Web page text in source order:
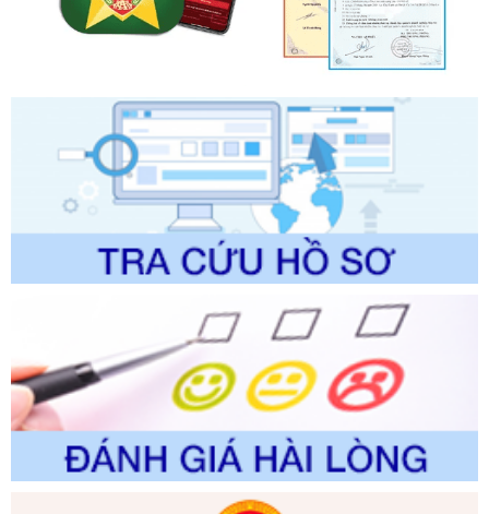
chính trong một số lĩnh vực thuộc phạm vi chức năng quản
Số kí hiệu:2304/QĐ-UBND
Tên: Quyết định công bố Danh mục thủ tục hành chính
được sửa đổi, bổ sung và phê duyệt Quy trình nội bộ, quy
trình điện tử giải quyết thủ tục hành chính trong lĩnh vực Du
lịch thuộc phạm vi chức năng quản lý của Sở Văn hóa, Thể
thao và Du lịch
Ngày ban hành: 01/06/2026
Số kí hiệu:2310/QĐ-UBND
Tên: Về việc công bố Danh mục thủ tục hành chính sửa
đổi, bổ sung và phê duyệt Quy trình nội bộ, quy trình điện tử
trong giải quyết thủtục hành chính lĩnh vực biến đổi khí hậu
thuộc phạm vi giải quyết của Sở Nông nghiệp và Môi
trường
Ngày ban hành: 01/06/2026
Số kí hiệu:2300/QĐ-UBND
Tên: V/v công bố danh mục thủ tục hành chính được sửa
đổi, bổ sung và phê duyệt quy trình nội bộ, quy trình điện tử
giải quyết thủ tục hành chính trong lĩnh vực Luật sư thuộc